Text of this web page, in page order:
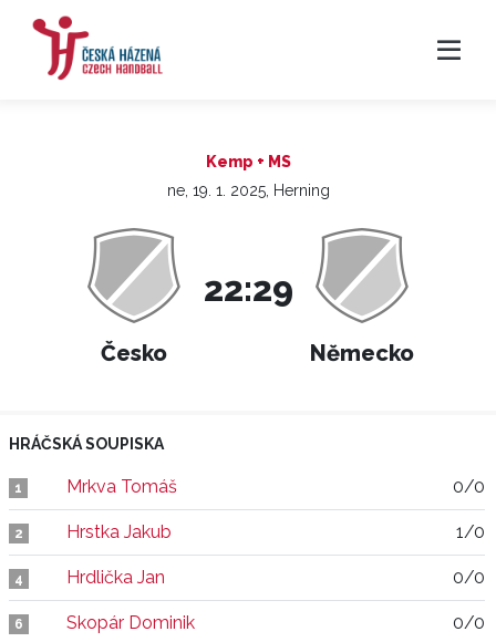
Kemp + MS
ne, 19. 1. 2025, Herning
Česko
22:29
Německo
HRÁČSKÁ SOUPISKA
1 Mrkva Tomáš 0/0
2 Hrstka Jakub 1/0
4 Hrdlička Jan 0/0
6 Skopár Dominik 0/0